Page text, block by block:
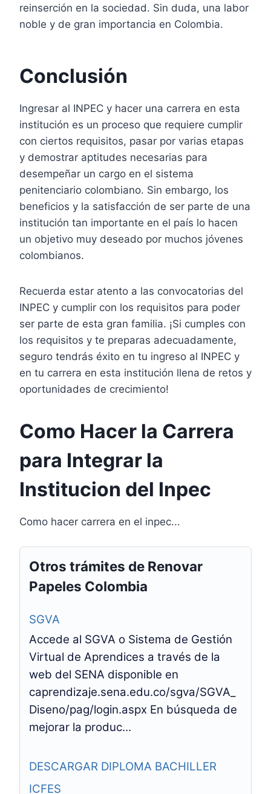
reinserción en la sociedad. Sin duda, una labor
noble y de gran importancia en Colombia.
Conclusión
Ingresar al INPEC y hacer una carrera en esta
institución es un proceso que requiere cumplir
con ciertos requisitos, pasar por varias etapas
y demostrar aptitudes necesarias para
desempeñar un cargo en el sistema
penitenciario colombiano. Sin embargo, los
beneficios y la satisfacción de ser parte de una
institución tan importante en el país lo hacen
un objetivo muy deseado por muchos jóvenes
colombianos.
Recuerda estar atento a las convocatorias del
INPEC y cumplir con los requisitos para poder
ser parte de esta gran familia. ¡Si cumples con
los requisitos y te preparas adecuadamente,
seguro tendrás éxito en tu ingreso al INPEC y
en tu carrera en esta institución llena de retos y
oportunidades de crecimiento!
Como Hacer la Carrera
para Integrar la
Institucion del Inpec
Como hacer carrera en el inpec...
Otros trámites de Renovar
Papeles Colombia
SGVA
Accede al SGVA o Sistema de Gestión
Virtual de Aprendices a través de la
web del SENA disponible en
caprendizaje.sena.edu.co/sgva/SGVA_
Diseno/pag/login.aspx En búsqueda de
mejorar la produc...
DESCARGAR DIPLOMA BACHILLER
ICFES